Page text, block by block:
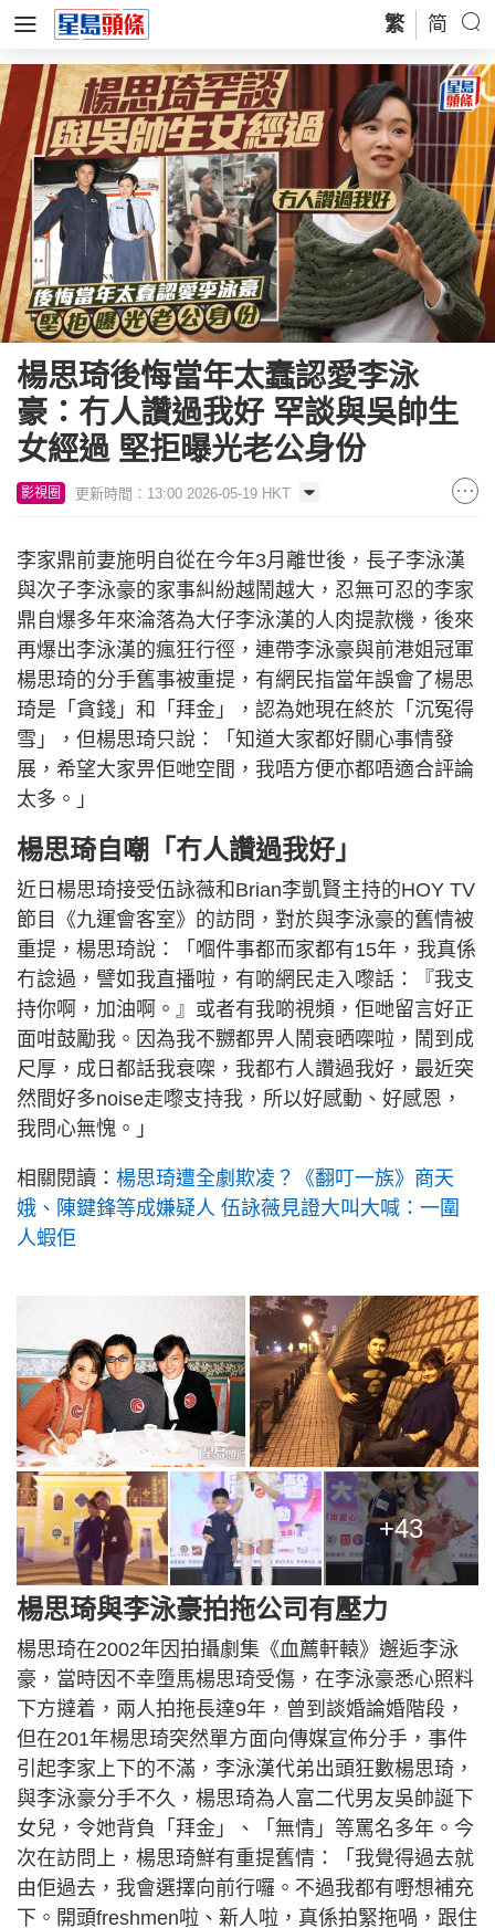
繁 简
楊思琦後悔當年太蠢認愛李泳
豪：冇人讚過我好 罕談與吳帥生
女經過 堅拒曝光老公身份
影視圈 更新時間：13:00 2026-05-19 HKT
李家鼎前妻施明自從在今年3月離世後，長子李泳漢
與次子李泳豪的家事糾紛越鬧越大，忍無可忍的李家
鼎自爆多年來淪落為大仔李泳漢的人肉提款機，後來
再爆出李泳漢的瘋狂行徑，連帶李泳豪與前港姐冠軍
楊思琦的分手舊事被重提，有網民指當年誤會了楊思
琦是「貪錢」和「拜金」，認為她現在終於「沉冤得
雪」，但楊思琦只說：「知道大家都好關心事情發
展，希望大家畀佢哋空間，我唔方便亦都唔適合評論
太多。」
楊思琦自嘲「冇人讚過我好」
近日楊思琦接受伍詠薇和Brian李凱賢主持的HOY TV
節目《九運會客室》的訪問，對於與李泳豪的舊情被
重提，楊思琦說：「嗰件事都而家都有15年，我真係
冇諗過，譬如我直播啦，有啲網民走入嚟話：『我支
持你啊，加油啊。』或者有我啲視頻，佢哋留言好正
面咁鼓勵我。因為我不嬲都畀人鬧衰晒㗎啦，鬧到成
尺厚，成日都話我衰㗎，我都冇人讚過我好，最近突
然間好多noise走嚟支持我，所以好感動、好感恩，
我問心無愧。」
相關閱讀： 楊思琦遭全劇欺凌？《翻叮一族》商天
娥、陳鍵鋒等成嫌疑人 伍詠薇見證大叫大喊：一圍
人蝦佢
+43
楊思琦與李泳豪拍拖公司有壓力
楊思琦在2002年因拍攝劇集《血薦軒轅》邂逅李泳
豪，當時因不幸墮馬楊思琦受傷，在李泳豪悉心照料
下方撻着，兩人拍拖長達9年，曾到談婚論婚階段，
但在201年楊思琦突然單方面向傳媒宣佈分手，事件
引起李家上下的不滿，李泳漢代弟出頭狂數楊思琦，
與李泳豪分手不久，楊思琦為人富二代男友吳帥誕下
女兒，令她背負「拜金」、「無情」等罵名多年。今
次在訪問上，楊思琦鮮有重提舊情：「我覺得過去就
由佢過去，我會選擇向前行囉。不過我都有嘢想補充
下。開頭freshmen啦、新人啦，真係拍緊拖喎，跟住